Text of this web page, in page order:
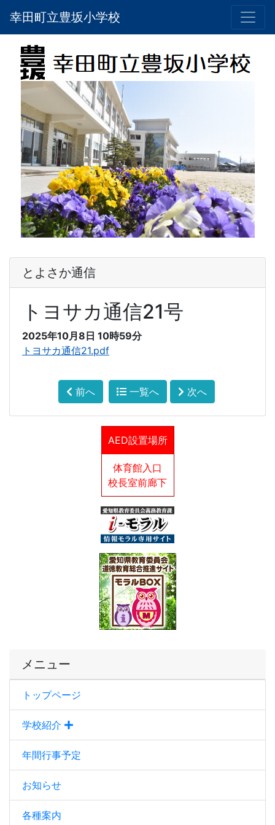
幸田町立豊坂小学校
AED設置場所
体育館入口
校長室前廊下
メニュー
トップページ
学校紹介
年間行事予定
お知らせ
各種案内
とよさか通信
トヨサカ通信21号
2025年10月8日 10時59分
トヨサカ通信21.pdf
前へ 一覧へ 次へ